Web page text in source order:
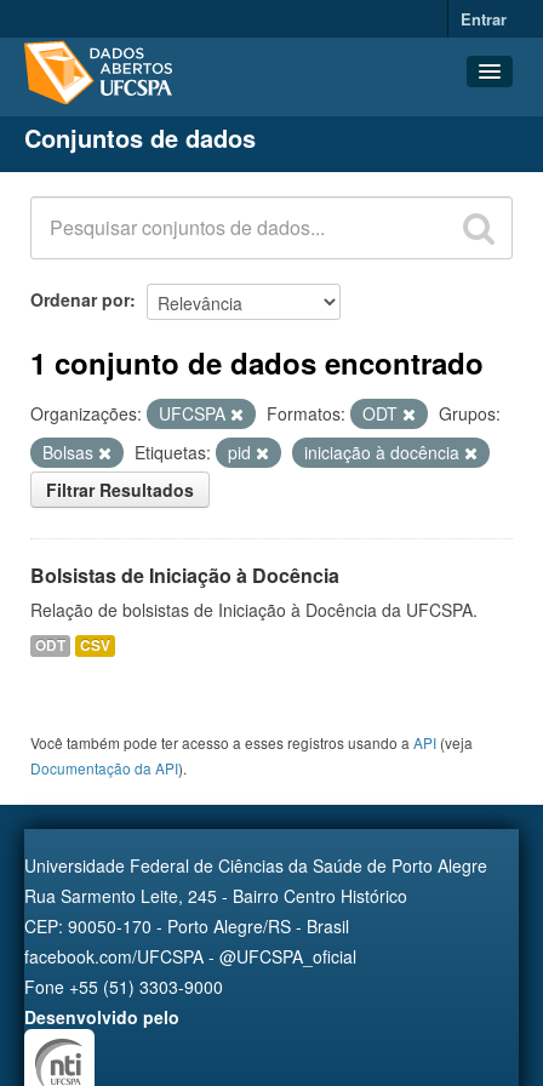
Entrar
Conjuntos de dados
Organizações
Grupos
Sobre
Conjuntos de dados
Ordenar por
1 conjunto de dados encontrado
Organizações: UFCSPA Formatos: ODT
Grupos:
Bolsas
Etiquetas: pid
iniciação à docência
Filtrar Resultados
Bolsistas de Iniciação à Docência
Relação de bolsistas de Iniciação à Docência da UFCSPA.
ODT CSV
Você também pode ter acesso a esses registros usando a API (veja
Documentação da API).
Universidade Federal de Ciências da Saúde de Porto Alegre
Rua Sarmento Leite, 245 - Bairro Centro Histórico
CEP: 90050-170 - Porto Alegre/RS - Brasil
facebook.com/UFCSPA - @UFCSPA_oficial
Fone +55 (51) 3303-9000
Desenvolvido pelo